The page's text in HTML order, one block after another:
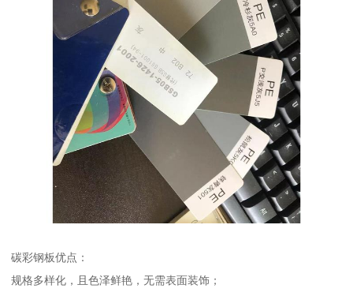
碳彩钢板优点：
规格多样化，且色泽鲜艳，无需表面装饰；